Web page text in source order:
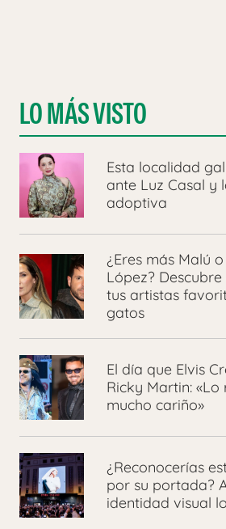
LO MÁS VISTO
Esta localidad
ante Luz Casal y
adoptiva
¿Eres más Malú
López?
tus artistas
gatos
El día que Elvis
Ricky Martin:
mucho cariño»
¿Reconocerías
por su portada?
identidad visual